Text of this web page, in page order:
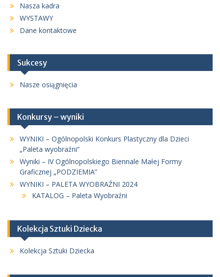
Nasza kadra
WYSTAWY
Dane kontaktowe
Sukcesy
Nasze osiągnięcia
Konkursy – wyniki
WYNIKI – Ogólnopolski Konkurs Plastyczny dla Dzieci
„Paleta wyobraźni”
Wyniki – IV Ogólnopolskiego Biennale Małej Formy
Graficznej „PODZIEMIA”
WYNIKI – PALETA WYOBRAŹNI 2024
KATALOG – Paleta Wyobraźni
Kolekcja Sztuki Dziecka
Kolekcja Sztuki Dziecka